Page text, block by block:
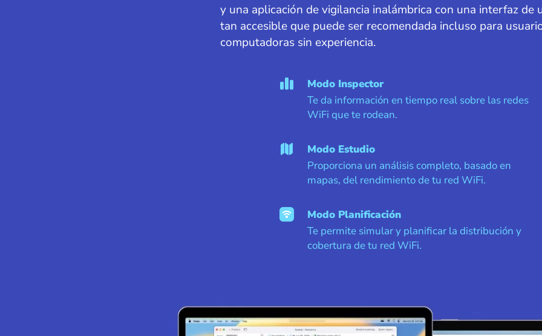
y una aplicación de vigilancia inalámbrica con una interfaz de
tan accesible que puede ser recomendada incluso para
computadoras sin experiencia.
Modo Inspector
Te da información en tiempo real sobre las redes
WiFi que te rodean.
Modo Estudio
Proporciona un análisis completo, basado en
mapas, del rendimiento de tu red WiFi.
Modo Planificación
Te permite simular y planificar la distribución y
cobertura de tu red WiFi.